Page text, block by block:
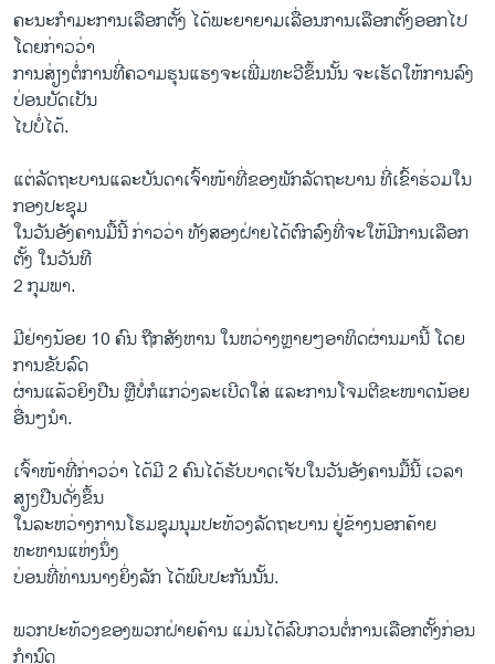
i
o
u
s
s
i
d
e
s
l
i
d
ຄະນະກໍາມະການເລືອກຕັ້ງ ໄດ້ພະຍາຍາມເລື່ອນການເລືອກຕັ້ງອອກໄປ
ໂດຍກ່າວວ່າ
ການສ່ຽງຕໍ່ການທີ່ຄວາມຮຸນແຮງຈະເພີ່ມທະວີຂຶ້ນນັ້ນ ຈະເຮັດໃຫ້ການລົງ
ປ່ອນບັດເປັນ
ໄປບໍ່ໄດ້.
ແຕ່ລັດຖະບານແລະບັນດາເຈົ້າໜ້າທີ່ຂອງພັກລັດຖະບານ ທີ່ເຂົ້າຮ່ວມໃນ
ກອງປະຊຸມ
ໃນວັນອັງຄານມື້ນີ້ ກ່າວວ່າ ທັງສອງຝ່າຍໄດ້ຕົກລົງທີ່ຈະໃຫ້ມີການເລືອກ
ຕັ້ງ ໃນວັນທີ
2 ກຸມພາ.
ມີຢ່າງນ້ອຍ 10 ຄົນ ຖືກສັງຫານ ໃນຫວ່າງຫຼາຍໆອາທິດຜ່ານມານີ້ ໂດຍ
ການຂັບລົດ
ຜ່ານແລ້ວຍິງປືນ ຫຼືບໍ່ກໍແກວ່ງລະເບີດໃສ່ ແລະການໂຈມຕີຂະໜາດນ້ອຍ
ອື່ນໆນໍາ.
ເຈົ້າໜ້າທີ່ກ່າວວ່າ ໄດ້ມີ 2 ຄົນໄດ້ຮັບບາດເຈັບໃນວັນອັງຄານມື້ນີ້ ເວລາ
ສຽງປືນດັ່ງຂຶ້ນ
ໃນລະຫວ່າງການໂຮມຊຸມນຸມປະທ້ວງລັດຖະບານ ຢູ່ຂ້າງນອກຄ້າຍ
ທະຫານແຫ່ງນຶ່ງ
ບ່ອນທີ່ທ່ານນາງຍິ່ງລັກ ໄດ້ພົບປະກັນນັ້ນ.
ພວກ​ປະ​ທ້ວງຂອງພວກຝ່າຍຄ້ານ ແມ່ນໄດ້ລົບກວນຕໍ່ການເລືອກຕັ້ງກ່ອນ